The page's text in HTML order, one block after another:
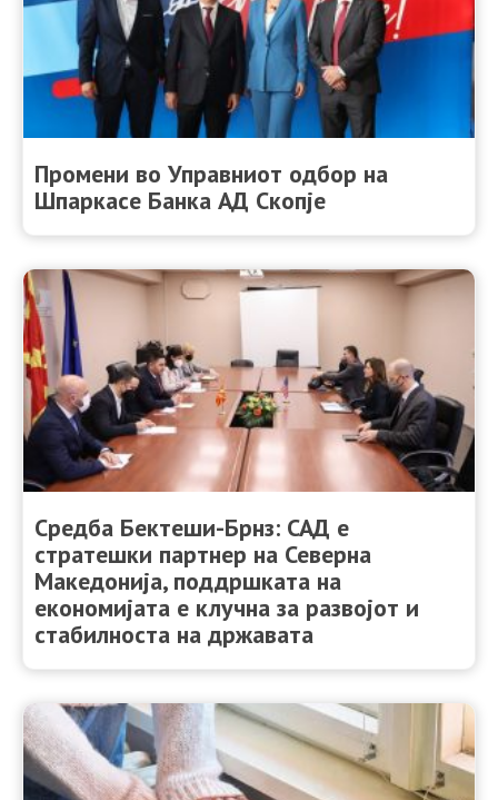
Промени во Управниот одбор на
Шпаркасе Банка АД Скопје
Средба Бектеши-Брнз: САД е
стратешки партнер на Северна
Македонија, поддршката на
економијата е клучна за развојот и
стабилноста на државата